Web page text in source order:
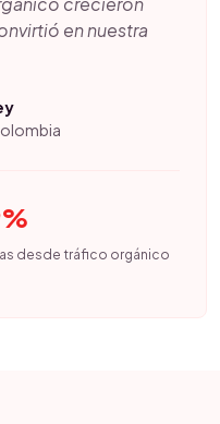
en nuestra
desde tráfico orgánico